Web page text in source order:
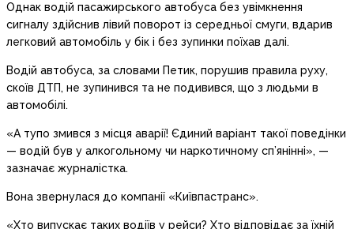
Однак водій пасажирського автобуса без увімкнення
сигналу здійснив лівий поворот із середньої смуги, вдарив
легковий автомобіль у бік і без зупинки поїхав далі.
Водій автобуса, за словами Петик, порушив правила руху,
скоїв ДТП, не зупинився та не подивився, що з людьми в
автомобілі.
«А тупо змився з місця аварії! Єдиний варіант такої поведінки
— водій був у алкогольному чи наркотичному сп’янінні», —
зазначає журналістка.
Вона звернулася до компанії «Київпастранс».
«Хто випускає таких водіїв у рейси? Хто відповідає за їхній